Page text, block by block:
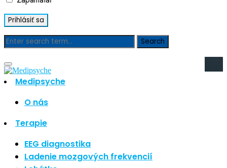
Medipsyche
O nás
Terapie
EEG diagnostika
Ladenie mozgových frekvencií
Blog
Hľadať
Najnovšie články
Nové polarizované svetlo
So psoriázou netreba žiť